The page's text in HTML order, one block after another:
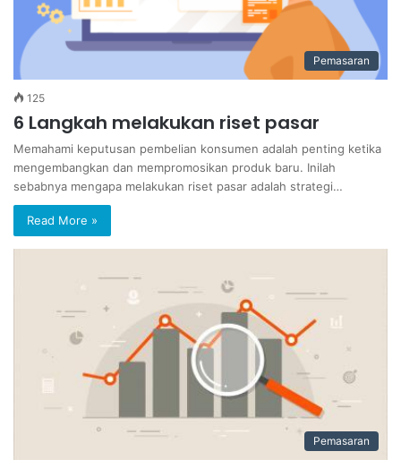
Pemasaran
125
6 Langkah melakukan riset pasar
Memahami keputusan pembelian konsumen adalah penting ketika
mengembangkan dan mempromosikan produk baru. Inilah
sebabnya mengapa melakukan riset pasar adalah strategi…
Read More »
Pemasaran